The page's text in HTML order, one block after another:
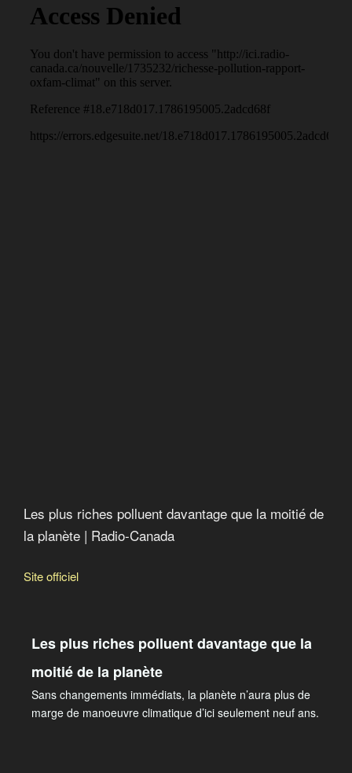
Les plus riches polluent davantage que la moitié de la
planète
Les plus riches polluent davantage que la moitié de
la planète | Radio-Canada
Site officiel
Les plus riches polluent davantage que la
moitié de la planète
Sans changements immédiats, la planète n’aura plus de
marge de manoeuvre climatique d’ici seulement neuf ans.